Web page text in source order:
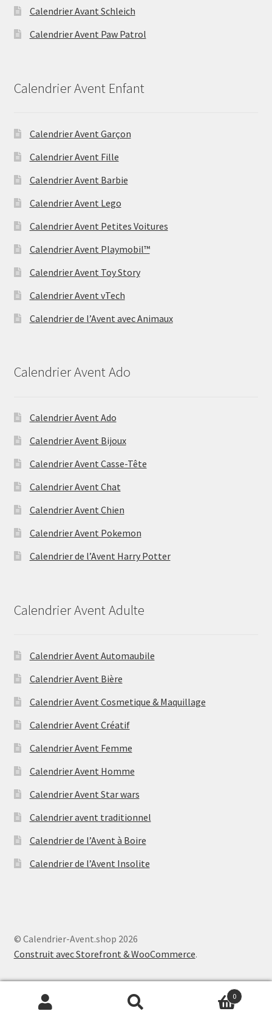
Calendrier Avant Schleich
Calendrier Avent Paw Patrol
Calendrier Avent Enfant
Calendrier Avent Garçon
Calendrier Avent Fille
Calendrier Avent Barbie
Calendrier Avent Lego
Calendrier Avent Petites Voitures
Calendrier Avent Playmobil™
Calendrier Avent Toy Story
Calendrier Avent vTech
Calendrier de l’Avent avec Animaux
Calendrier Avent Ado
Calendrier Avent Ado
Calendrier Avent Bijoux
Calendrier Avent Casse-Tête
Calendrier Avent Chat
Calendrier Avent Chien
Calendrier Avent Pokemon
Calendrier de l’Avent Harry Potter
Calendrier Avent Adulte
Calendrier Avent Automaubile
Calendrier Avent Bière
Calendrier Avent Cosmetique & Maquillage
Calendrier Avent Créatif
Calendrier Avent Femme
Calendrier Avent Homme
Calendrier Avent Star wars
Calendrier avent traditionnel
Calendrier de l’Avent à Boire
Calendrier de l’Avent Insolite
© Calendrier-Avent.shop 2026
Construit avec Storefront & WooCommerce.
0